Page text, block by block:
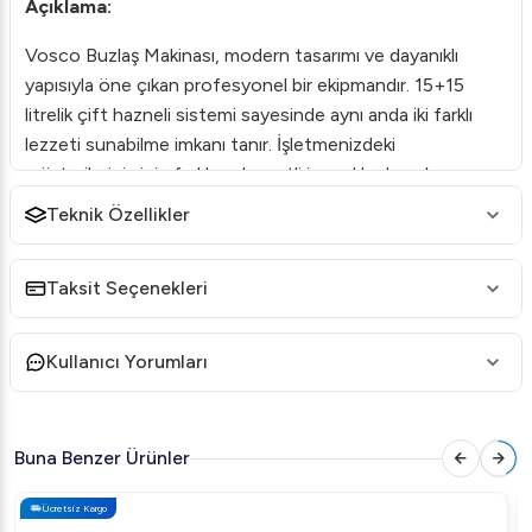
Açıklama:
Vosco Buzlaş Makinası, modern tasarımı ve dayanıklı
yapısıyla öne çıkan profesyonel bir ekipmandır. 15+15
litrelik çift hazneli sistemi sayesinde aynı anda iki farklı
lezzeti sunabilme imkanı tanır. İşletmenizdeki
müşterileriniz için farklı ve lezzetli içecekler hazırlamanıza
yardımcı olur.
Özellikler:
Yüksek Performanslı Motor:
sayesinde hızlı ve etkin soğutma sağlar.
Dayanıklı Malzeme:
Paslanmaz çelik ve kaliteli plastik
aksamlar ile uzun ömürlü kullanım.
Basit ve etkili kontrol
seçenekleri ile kullanım kolaylığı sunar.
Kolay Temizlenebilir:
Teknik Özellikler
Taksit Seçenekleri
Kullanıcı Yorumları
Buna Benzer Ürünler
Ücretsiz Kargo